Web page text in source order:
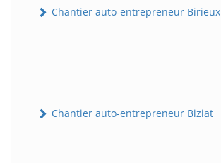
Chantier auto-entrepreneur Birieux
Chantier auto-entrepreneur Biziat